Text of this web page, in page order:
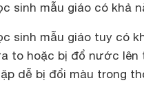
sinh mẫu giáo có khả
sinh mẫu giáo tuy có
to hoặc bị đổ nước
dễ bị đổi màu trong